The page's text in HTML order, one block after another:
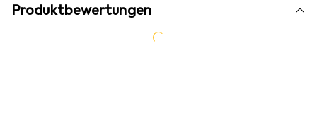
Produktbewertungen